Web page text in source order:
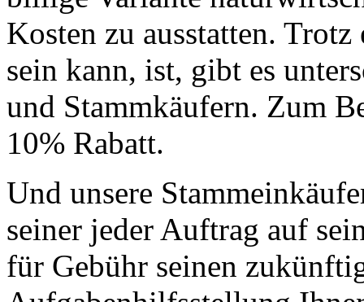
Kosten zu ausstatten.
sein kann, ist, gibt es
und Stammkäufern. Zum
10% Rabatt.
Und unsere
seiner jeder Auftrag auf
für Gebühr seinen